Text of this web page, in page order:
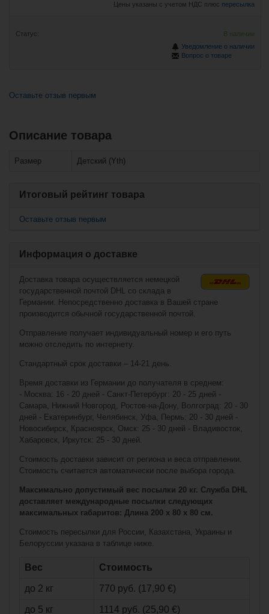
Оставьте отзыв первым
€199,90*
€136,90*
Bauer Vapor X3
Skates Senior
LS Yth (детский)
Описание товара
Размер Детский (Yth)
Итоговый рейтинг товара
Оставьте отзыв первым
Информация о доставке
Доставка товара осуществляется немецкой
государственной почтой DHL со склада в
Германии. Непосредственно доставка в Вашей стране
производится обычной государственной почтой.
Отправление получает индивидуальный номер и его путь
можно отследить по интернету.
Стандартный срок доставки – 14-21 день.
Время доставки из Германии до получателя в среднем:
- Москва: 16 - 20 дней - Санкт-Петербург: 20 - 25 дней -
Самара, Нижний Новгород, Ростов-на-Дону, Волгоград: 20 - 30
дней - Екатеринбург, Челябинск, Уфа, Пермь: 20 - 30 дней -
Новосибирск, Красноярск, Омск: 25 - 30 дней - Владивосток,
Хабаровск, Иркутск: 25 - 30 дней.
Стоимость доставки зависит от региона и веса отправлении.
Стоимость считается автоматически после выбора города.
Максимально допустимый вес посылки 20 кг. Служба DHL
доставляет международные посылки следующих
максимальных габаритов: Длина 200 x 80 x 80 см.
Стоимость пересылки для России, Казахстана, Украины и
Белоруссии указана в таблице ниже.
Вес Стоимость
до 2 кг 770 руб. (17,90 €)
до 5 кг 1114 руб. (25,90 €)
Цены указаны с учетом НДС плюс пересылка
Статус:
В наличии
Уведомление о наличии
Вопрос о товаре